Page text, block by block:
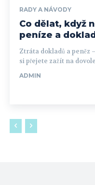
RADY A NÁVODY
Co dělat, když
peníze a
Ztráta dokladů a peněz
si přejete zažít na
ADMIN